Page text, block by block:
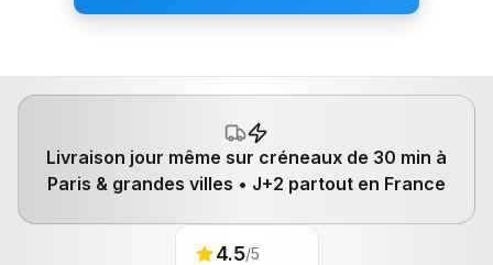
Livraison jour même sur créneaux de 30 min à
Paris & grandes villes • J+2 partout en France
4.5/5